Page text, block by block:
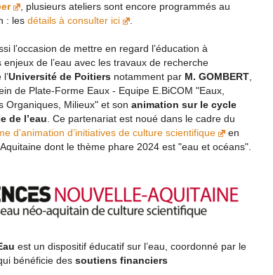
, plusieurs ateliers sont encore programmés au
: les détails à consulter ici
l’occasion de mettre en regard l’éducation à
enjeux de l’eau avec les travaux de recherche
Université de Poitiers notamment par M. GOMBERT,
de Plate-Forme Eaux - Equipe E.BiCOM "Eaux,
Organiques, Milieux" et son animation sur le cycle
de l’eau.Ce partenariat est noué dans le cadre du
d’animation d’initiatives de culture scientifique
en
dont le thème phare 2024 est "eau et océans".
est un dispositif éducatif sur l’eau, coordonné par le
bénéficie des soutiens financiers